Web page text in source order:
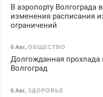
В аэропорту
изменения расписания
ограничений
6 Авг, ОБЩЕСТВО
Долгожданная прохлада
Волгоград
6 Авг, ЗДОРОВЬЕ